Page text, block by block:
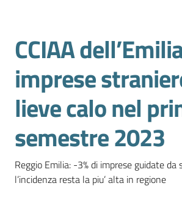
Gestire
l'impresa
Promuovere
l'impresa
e
il
Salta al contenuto
CCIAA
imprese
lieve calo nel
semestre 2023
Reggio Emilia: -3% di imprese guidate da